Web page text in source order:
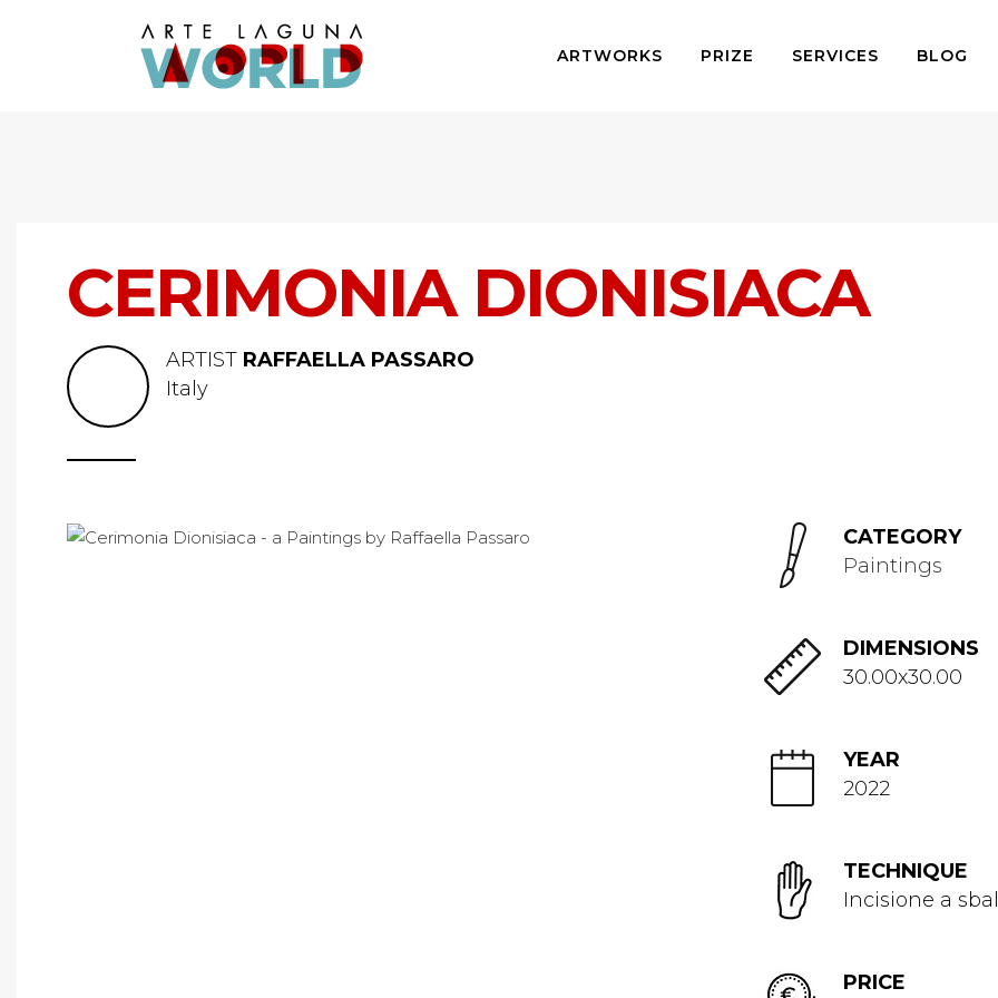
ARTWORKS PRIZE SERVICES BLOG
CERIMONIA DIONISIACA
ARTIST RAFFAELLA PASSARO
Italy
CATEGORY
Paintings
DIMENSIONS
30.00x30.00
YEAR
2022
TECHNIQUE
Incisione a
PRICE